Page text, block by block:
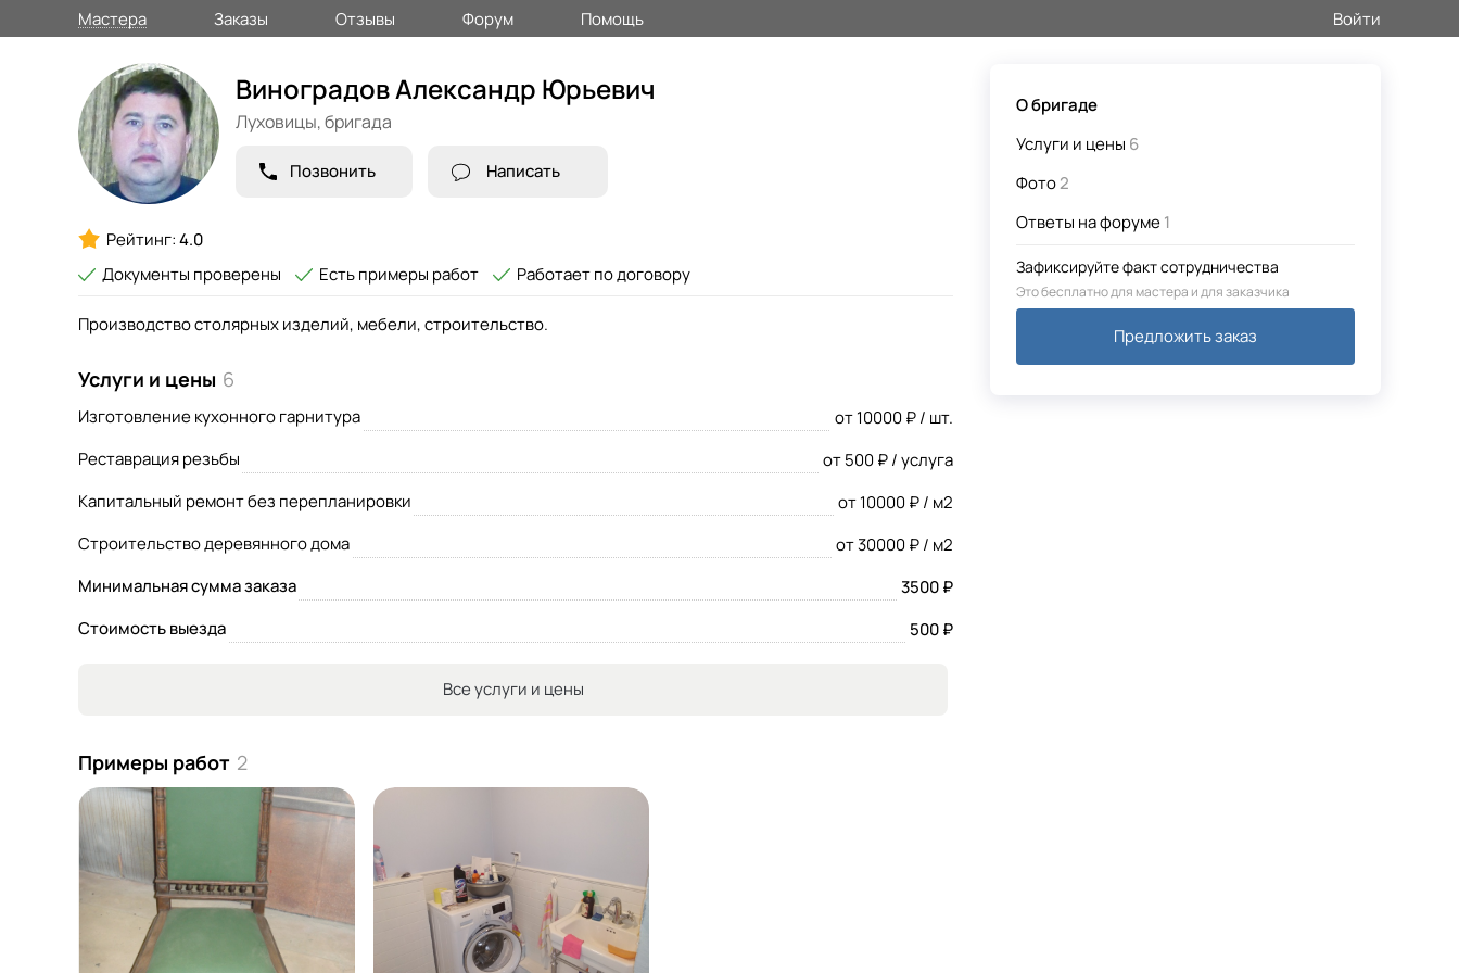
Мастера Заказы Отзывы Форум Помощь Войти
О бригаде
Услуги и цены 6
Фото2
Ответы на форуме1
Зафиксируйте факт сотрудничества
Это бесплатно для мастера и для заказчика
Предложить заказ
Виноградов Александр Юрьевич
Луховицы,бригада
Позвонить Написать
Рейтинг:4.0
Документы проверены
Есть примеры работ Работает по договору
Производство столярных изделий, мебели, строительство.
Услуги и цены 6
Изготовление кухонного гарнитура
от 10000 ₽ / шт.
Реставрация резьбы
от 500 ₽ / услуга
Капитальный ремонт без перепланировки
от 10000 ₽ / м2
Строительство деревянного дома
от 30000 ₽ / м2
Минимальная сумма заказа
3500 ₽
Стоимость выезда
500 ₽
Все услуги и цены
Примеры работ 2